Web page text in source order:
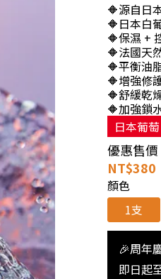
🔶源自日
🔶日本白
🔶保濕 +
🔶法國天
🔶平衡油
🔶增強修
🔶舒緩乾
🔶加強鎖
日本葡
優惠售價
NT$380
顏色
1支
🎉周年
即日起